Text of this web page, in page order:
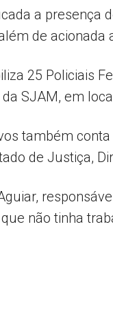
a presença
de
25 Policiais
SJAM, em
também
de Justiça,
não tinha